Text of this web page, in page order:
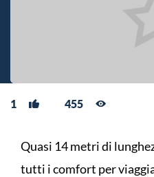
1 455
Quasi 14 metri di
tutti i comfort per